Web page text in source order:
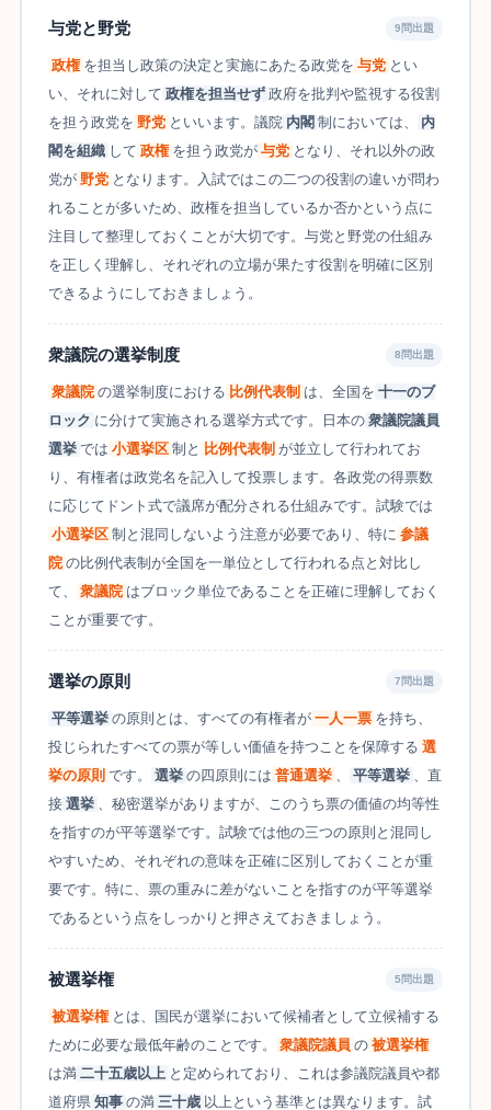
与党と野党 9問出題
政権 を担当し政策の決定と実施にあたる政党を 与党 とい
い、それに対して 政権を担当せず 政府を批判や監視する役割
を担う政党を 野党 といいます。議院 内閣 制においては、
内
閣を組織 して 政権 を担う政党が 与党 となり、それ以外の政
党が 野党 となります。入試ではこの二つの役割の違いが問わ
れることが多いため、政権を担当しているか否かという点に
注目して整理しておくことが大切です。与党と野党の仕組み
を正しく理解し、それぞれの立場が果たす役割を明確に区別
できるようにしておきましょう。
衆議院の選挙制度 8問出題
衆議院 の選挙制度における 比例代表制 は、全国を 十一のブ
ロック に分けて実施される選挙方式です。日本の 衆議院議員
選挙 では 小選挙区 制と 比例代表制 が並立して行われてお
り、有権者は政党名を記入して投票します。各政党の得票数
に応じてドント式で議席が配分される仕組みです。試験では
小選挙区 制と混同しないよう注意が必要であり、特に 参議
院 の比例代表制が全国を一単位として行われる点と対比し
て、
衆議院 はブロック単位であることを正確に理解しておく
ことが重要です。
選挙の原則 7問出題
平等選挙 の原則とは、すべての有権者が 一人一票 を持ち、
投じられたすべての票が等しい価値を持つことを保障する 選
挙の原則 です。 選挙 の四原則には 普通選挙 、 平等選挙 、直
接 選挙 、秘密選挙がありますが、このうち票の価値の均等性
を指すのが平等選挙です。試験では他の三つの原則と混同し
やすいため、それぞれの意味を正確に区別しておくことが重
要です。特に、票の重みに差がないことを指すのが平等選挙
であるという点をしっかりと押さえておきましょう。
被選挙権 5問出題
被選挙権 とは、国民が選挙において候補者として立候補する
ために必要な最低年齢のことです。
衆議院議員 の 被選挙権
は満 二十五歳以上 と定められており、これは参議院議員や都
道府県 知事 の満 三十歳 以上という基準とは異なります。試